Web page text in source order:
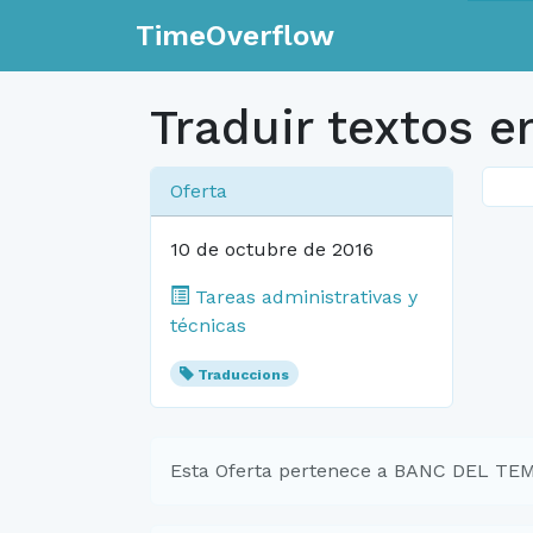
TimeOverflow
Traduir textos
Oferta
10 de octubre de 2016
Tareas administrativas y
técnicas
Traduccions
Esta Oferta pertenece a BANC DEL